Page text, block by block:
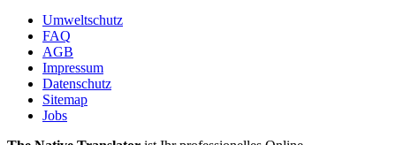
Umweltschutz
FAQ
AGB
Impressum
Datenschutz
Sitemap
Jobs